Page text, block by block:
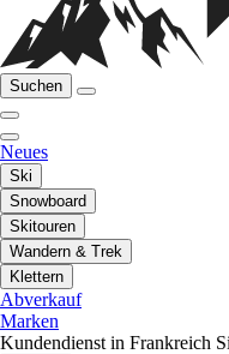
Suchen
Neues
Ski
Snowboard
Skitouren
Wandern & Trek
Klettern
Abverkauf
Marken
Kundendienst in Frankreich